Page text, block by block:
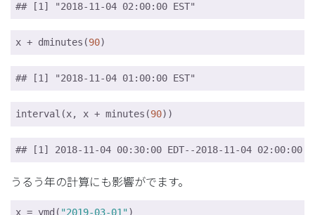
## [1] "2018-11-04 02:00:00 EST"
x + dminutes(90)
## [1] "2018-11-04 01:00:00 EST"
interval(x, x + minutes(90))
## [1] 2018-11-04 00:30:00 EDT--2018-11-04 02:00:00
うるう年の計算にも影響がでます。
x = ymd( "2019-03-01")